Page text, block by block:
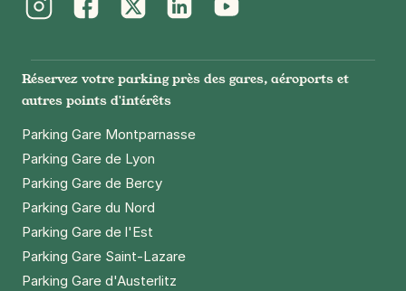
2,50 €
/heure 17 €/jour, 72 €/semaine
+ Abonnements disponibles
59800
4,4
/jour
+ Abonnements disponibles
Réservez votre parking près des gares, aéroports et
autres points d'intérêts
Parking Gare Montparnasse
Parking Gare de Lyon
Parking Gare de Bercy
Parking Gare du Nord
Parking Gare de l'Est
Parking Gare Saint-Lazare
Parking Gare d'Austerlitz